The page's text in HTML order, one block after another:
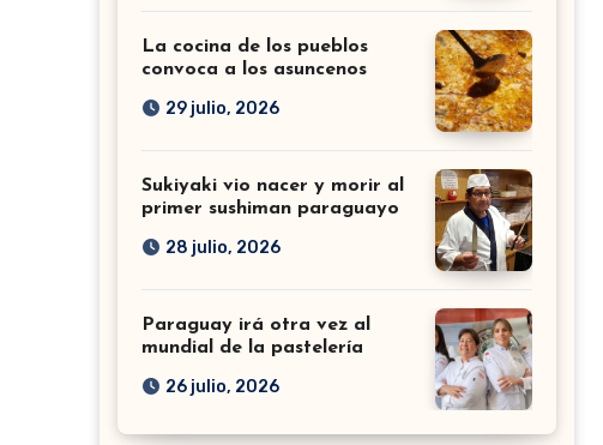
La cocina de los pueblos
convoca a los asuncenos
29 julio, 2026
Sukiyaki vio nacer y morir al
primer sushiman paraguayo
28 julio, 2026
Paraguay irá otra vez al
mundial de la pastelería
26 julio, 2026